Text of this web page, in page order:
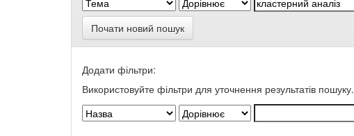
Почати новий пошук
Додати фільтри:
Використовуйте фільтри для уточнення результатів пошуку.